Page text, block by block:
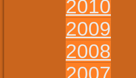
2010
2009
2008